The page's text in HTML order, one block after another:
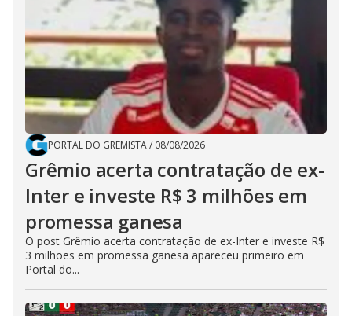
PORTAL DO GREMISTA/ 08/08/2026
Grêmio acerta contratação de ex-
Inter e investe R$ 3 milhões em
promessa ganesa
O post Grêmio acerta contratação de ex-Inter e investe R$
3 milhões em promessa ganesa apareceu primeiro em
Portal do...